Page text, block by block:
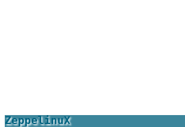
ZeppelinuX